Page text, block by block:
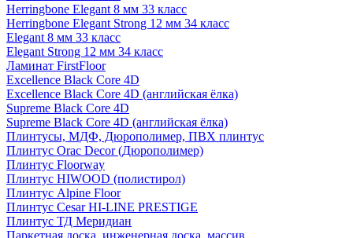
Herringbone Elegant 8 мм 33 класс
Herringbone Elegant Strong 12 мм 34 класс
Elegant 8 мм 33 класс
Elegant Strong 12 мм 34 класс
Ламинат FirstFloor
Excellence Black Core 4D
Excellence Black Core 4D (английская ёлка)
Supreme Black Core 4D
Supreme Black Core 4D (английская ёлка)
Плинтусы, МДФ, Дюрополимер, ПВХ плинтус
Плинтус Orac Decor (Дюрополимер)
Плинтус Floorway
Плинтус HIWOOD (полистирол)
Плинтус Alpine Floor
Плинтус Cesar HI-LINE PRESTIGE
Плинтус ТД Меридиан
Паркетная доска, инженерная доска, массив